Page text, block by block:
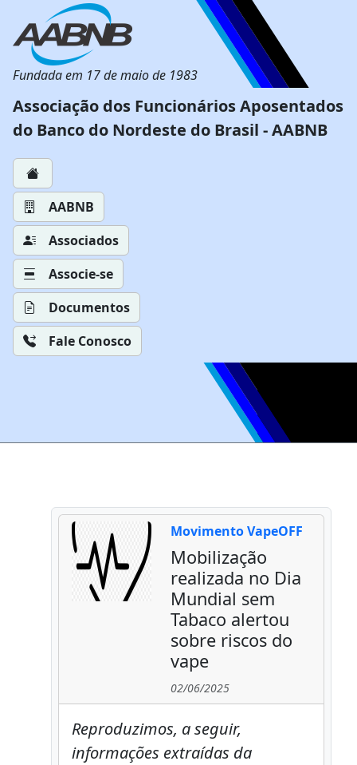
Fundada em 17 de maio de 1983
Associação dos Funcionários Aposentados
do Banco do Nordeste do Brasil - AABNB
AABNB
Associados
Associe-se
Documentos
Fale Conosco
Movimento VapeOFF
Mobilização
realizada no Dia
Mundial sem
Tabaco alertou
sobre riscos do
vape
02/06/2025
Reproduzimos, a seguir,
informações extraídas da